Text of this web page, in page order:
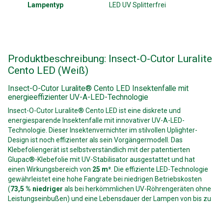
Lampentyp LED UV Splitterfrei
Produktbeschreibung: Insect-O-Cutor Luralite
Cento LED (Weiß)
Insect-O-Cutor Luralite® Cento LED Insektenfalle mit
energieeffizienter UV-A-LED-Technologie
Insect-O-Cutor Luralite® Cento LED ist eine diskrete und
energiesparende Insektenfalle mit innovativer UV-A-LED-
Technologie. Dieser Insektenvernichter im stilvollen Uplighter-
Design ist noch effizienter als sein Vorgängermodell. Das
Klebefoliengerät ist selbstverständlich mit der patentierten
Glupac®-Klebefolie mit UV-Stabilisator ausgestattet und hat
einen Wirkungsbereich von 25 m² . Die effiziente LED-Technologie
gewährleistet eine hohe Fangrate bei niedrigen Betriebskosten
(73,5 % niedriger als bei herkömmlichen UV-Röhrengeräten ohne
Leistungseinbußen) und eine Lebensdauer der Lampen von bis zu